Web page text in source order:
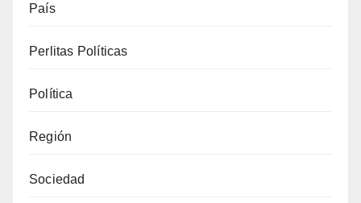
País
Perlitas Políticas
Política
Región
Sociedad